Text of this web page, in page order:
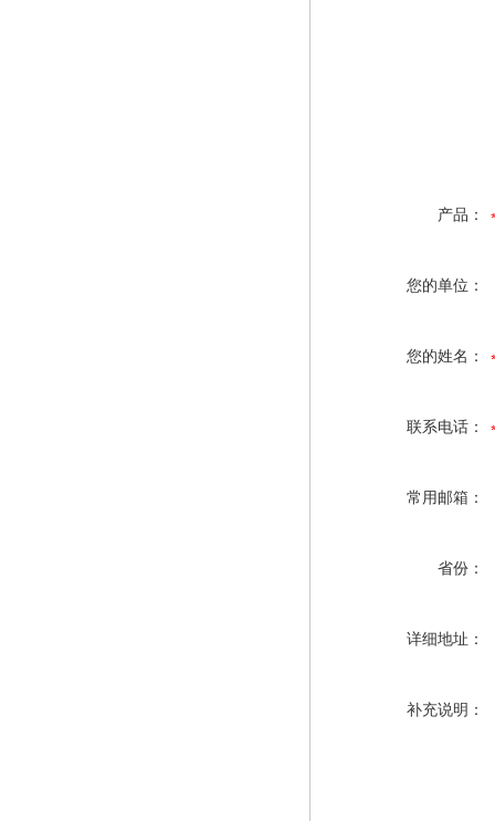
产品：
您的单位：
您的姓名：
联系电话：
常用邮箱：
省份：
详细地址：
补充说明：